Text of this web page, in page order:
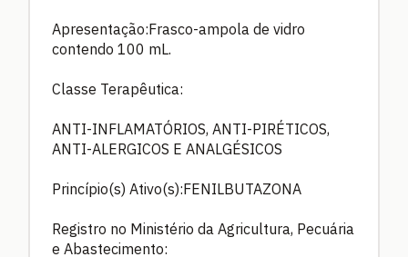
Apresentação:Frasco-ampola de vidro
contendo 100 mL.
Classe Terapêutica:
ANTI-INFLAMATÓRIOS, ANTI-PIRÉTICOS,
ANTI-ALERGICOS E ANALGÉSICOS
Princípio(s) Ativo(s):FENILBUTAZONA
Registro no Ministério da Agricultura, Pecuária
e Abastecimento: